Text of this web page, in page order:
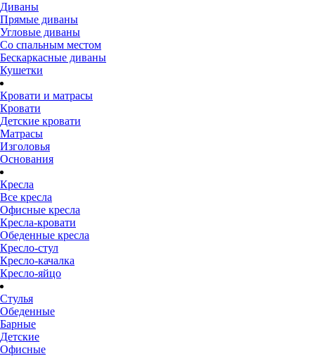
Диваны
Прямые диваны
Угловые диваны
Со спальным местом
Бескаркасные диваны
Кушетки
Кровати и матрасы
Кровати
Детские кровати
Матрасы
Изголовья
Основания
Кресла
Все кресла
Офисные кресла
Кресла-кровати
Обеденные кресла
Кресло-стул
Кресло-качалка
Кресло-яйцо
Стулья
Обеденные
Барные
Детские
Офисные